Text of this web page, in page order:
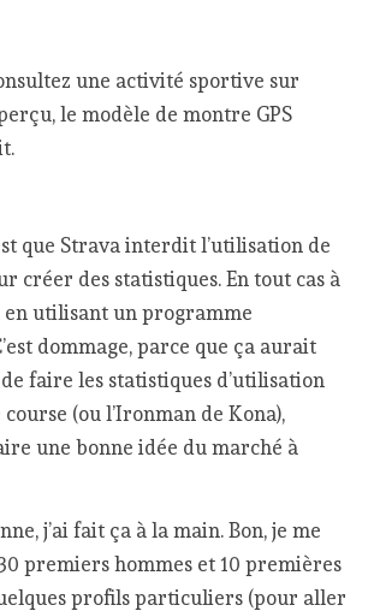
une activité sportive sur
le modèle de montre GPS
que Strava interdit l’utilisation de
créer des statistiques. En tout cas à
en utilisant un programme
dommage, parce que ça aurait
faire les statistiques d’utilisation
(ou l’Ironman de Kona),
une bonne idée du marché à
j’ai fait ça à la main. Bon, je me
premiers hommes et 10 premières
profils particuliers (pour aller